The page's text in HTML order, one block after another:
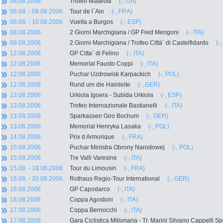
06.08. - 09.08.2006
Tour de l´Ain (-, FRA)
06.08. - 10.08.2006
Vuelta a Burgos (-, ESP)
08.08.2006
2 Giorni Marchigiana / GP Fred Mengoni (-, ITA)
09.08.2006
2 Giorni Marchigiana / Trofeo Città´ di Castelfidardo (-,
12.08.2006
GP Citta´ di Felino (-, ITA)
12.08.2006
Memorial Fausto Coppi (-, ITA)
12.08.2006
Puchar Uzdrowisk Karpackich (-, POL)
12.08.2006
Rund um die Hainleite (-, GER)
13.08.2006
Urkiola Igoera - Subida Urkiola (-, ESP)
13.08.2006
Trofeo Internazionale Bastianelli (-, ITA)
13.08.2006
Sparkassen Giro Bochum (-, GER)
13.08.2006
Memorial Henryka Lasaka (-, POL)
14.08.2006
Prix d Armorique (-, FRA)
15.08.2006
Puchar Ministra Obrony Narodowej (-, POL)
15.08.2006
Tre Valli Varesine (-, ITA)
15.08. - 18.08.2006
Tour du Limousin (-, FRA)
16.08. - 20.08.2006
Rothaus Regio-Tour International (-, GER)
16.08.2006
GP Capodarco (-, ITA)
16.08.2006
Coppa Agostoni (-, ITA)
17.08.2006
Coppa Bernocchi (-, ITA)
17.08.2006
Gara Ciclistica Milionaria - Tr. Marini Silvano Cappelli